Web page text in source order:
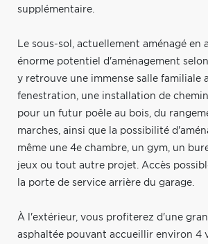
supplémentaire.
Le sous-sol, actuellement aménagé en
énorme potentiel d'aménagement
y retrouve une immense salle familiale
fenestration, une installation de
pour un futur poêle au bois, du
marches, ainsi que la possibilité
même une 4e chambre, un gym, un
jeux ou tout autre projet. Accès
la porte de service arrière du garage.
À l'extérieur, vous profiterez d'une
asphaltée pouvant accueillir environ 4